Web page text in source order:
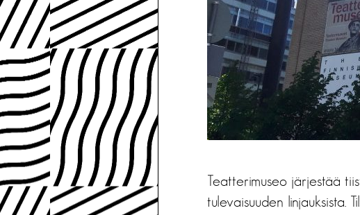
Teatterimuseo järjestää
tulevaisuuden linjauksista.